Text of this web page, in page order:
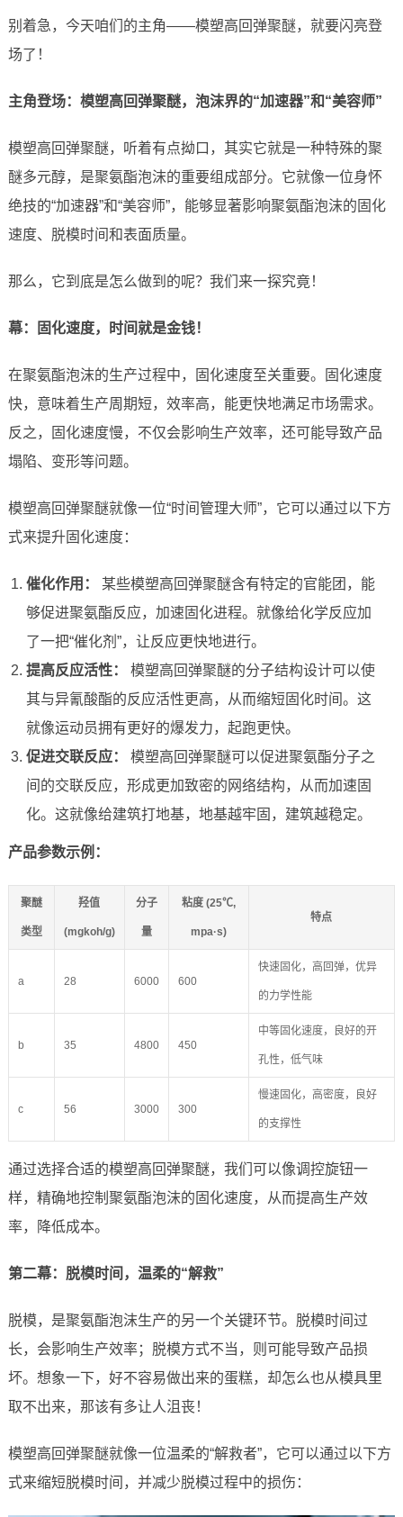
别着急，今天咱们的主角——模塑高回弹聚醚，就要闪亮登
场了！
主角登场：模塑高回弹聚醚，泡沫界的“加速器”和“美容师”
模塑高回弹聚醚，听着有点拗口，其实它就是一种特殊的聚
醚多元醇，是聚氨酯泡沫的重要组成部分。它就像一位身怀
绝技的“加速器”和“美容师”，能够显著影响聚氨酯泡沫的固化
速度、脱模时间和表面质量。
那么，它到底是怎么做到的呢？我们来一探究竟！
幕：固化速度，时间就是金钱！
在聚氨酯泡沫的生产过程中，固化速度至关重要。固化速度
快，意味着生产周期短，效率高，能更快地满足市场需求。
反之，固化速度慢，不仅会影响生产效率，还可能导致产品
塌陷、变形等问题。
模塑高回弹聚醚就像一位“时间管理大师”，它可以通过以下方
式来提升固化速度：
催化作用：
某些模塑高回弹聚醚含有特定的官能团，能
够促进聚氨酯反应，加速固化进程。就像给化学反应加
了一把“催化剂”，让反应更快地进行。
提高反应活性：
模塑高回弹聚醚的分子结构设计可以使
其与异氰酸酯的反应活性更高，从而缩短固化时间。这
就像运动员拥有更好的爆发力，起跑更快。
促进交联反应：
模塑高回弹聚醚可以促进聚氨酯分子之
间的交联反应，形成更加致密的网络结构，从而加速固
化。这就像给建筑打地基，地基越牢固，建筑越稳定。
产品参数示例：
聚醚
类型
羟值
(mgkoh/g)
分子
量
粘度 (25℃,
mpa·s)
特点
a 28 6000 600
快速固化，高回弹，优异
的力学性能
b 35 4800 450
中等固化速度，良好的开
孔性，低气味
c 56 3000 300
慢速固化，高密度，良好
的支撑性
通过选择合适的模塑高回弹聚醚，我们可以像调控旋钮一
样，精确地控制聚氨酯泡沫的固化速度，从而提高生产效
率，降低成本。
第二幕：脱模时间，温柔的“解救”
脱模，是聚氨酯泡沫生产的另一个关键环节。脱模时间过
长，会影响生产效率；脱模方式不当，则可能导致产品损
坏。想象一下，好不容易做出来的蛋糕，却怎么也从模具里
取不出来，那该有多让人沮丧！
模塑高回弹聚醚就像一位温柔的“解救者”，它可以通过以下方
式来缩短脱模时间，并减少脱模过程中的损伤：